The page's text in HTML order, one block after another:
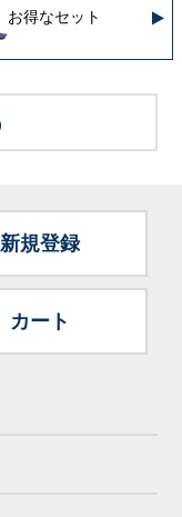
お得なセット
新規登録
カート